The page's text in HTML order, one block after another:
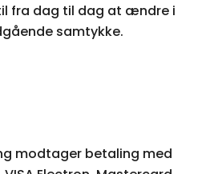
fra dag til dag at ændre i
samtykke.
modtager betaling med